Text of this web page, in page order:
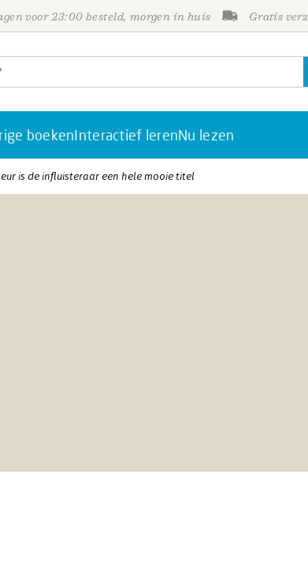
voor 23:00 besteld, morgen in huis Gratis
boekenInteractief lerenNu lezen
is de influisteraar een hele mooie titel